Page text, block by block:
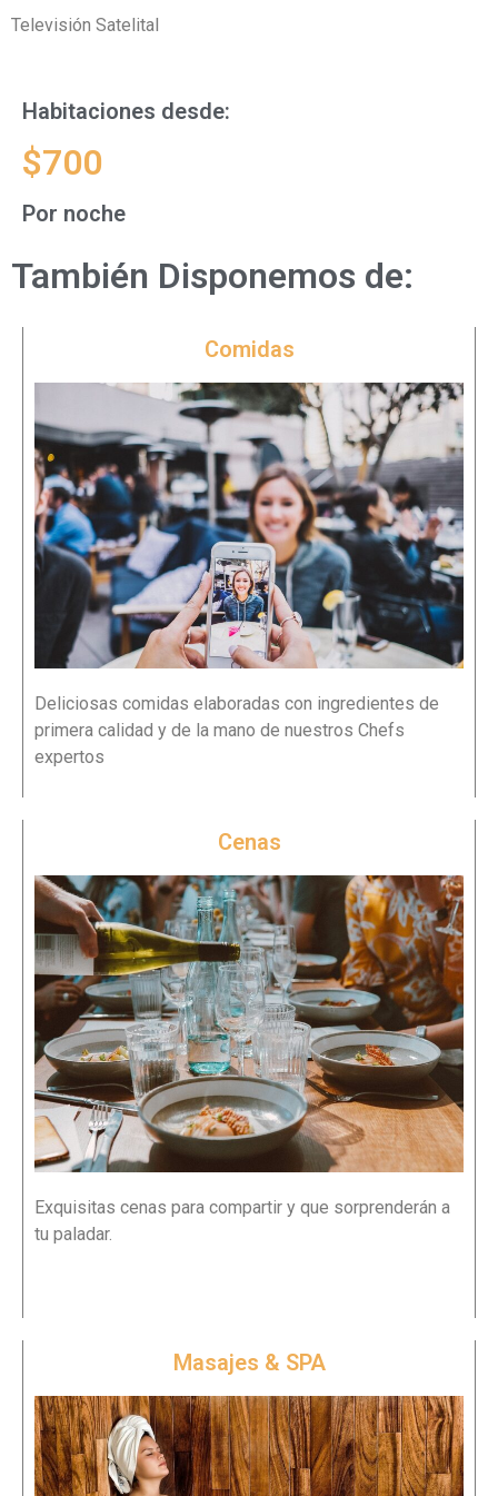
Televisión Satelital
Habitaciones desde:
$700
Por noche
También Disponemos de:
Comidas
Deliciosas comidas elaboradas con ingredientes de
primera calidad y de la mano de nuestros Chefs
expertos
Cenas
Exquisitas cenas para compartir y que sorprenderán a
tu paladar.
Masajes & SPA